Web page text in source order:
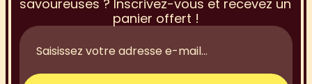
savoureuses ? Inscrivez-vous et recevez un
panier offert !